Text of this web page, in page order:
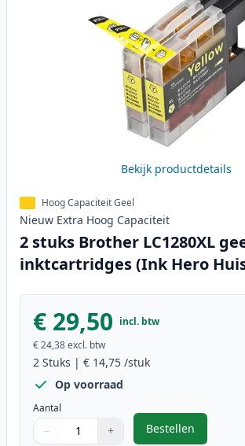
Bekijk productdetails
Hoog Capaciteit Geel
Nieuw Extra Hoog Capaciteit
2 stuks Brother LC1280XL
inktcartridges (Ink Hero
€ 29,50 incl. btw
€ 24,38excl. btw
2 Stuks | € 14,75 /stuk
Op voorraad
Aantal
Gebruik de knoppen om aan te passen
− +
1
Bestellen
,2 stuks